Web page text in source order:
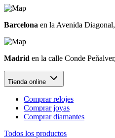
Barcelona en la Avenida
Madrid en la calle Conde
Tienda online
Comprar relojes
Comprar joyas
Comprar diamantes
Todos los productos